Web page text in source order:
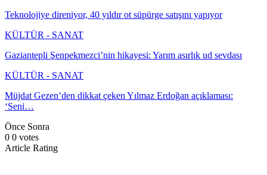
Teknolojiye direniyor, 40 yıldır ot süpürge satışını yapıyor
KÜLTÜR - SANAT
Gaziantepli Şenpekmezci’nin hikayesi: Yarım asırlık ud sevdası
KÜLTÜR - SANAT
Müjdat Gezen’den dikkat çeken Yılmaz Erdoğan açıklaması:
‘Seni…
Önce Sonra
0 0 votes
Article Rating